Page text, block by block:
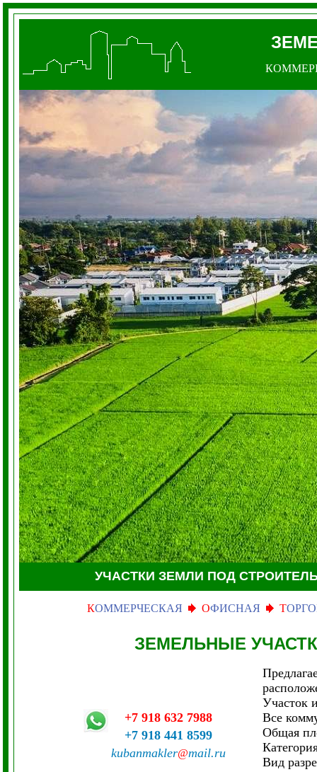
УЧАСТКИ ЗЕМЛИ ПОД
КОММЕРЧЕСКАЯ ОФИСНАЯ Т
ЗЕМЕЛЬНЫЕ
+7 918 632 7988
+7 918 441 8599
kubanmakler@mail.ru
Участок
Все
Общая
Вид